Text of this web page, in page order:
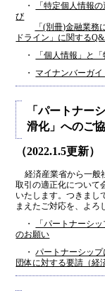
・
「特定個人情報
び
「(別冊)金融業
ドライン」に関する
・
「個人情報」と
・ マイナンバーガイ
「パートナー
滑化」へのご
（2022.1.5更新）
経済産業省から一般
取引の適正化について
いたします。つきまし
まえたご対応を、よろ
・
「パートナーシ
のお願い
・パートナーシッ
団体に対する要請（経